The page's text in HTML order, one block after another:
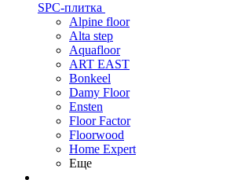
SPC-плитка
Alpine floor
Alta step
Aquafloor
ART EAST
Bonkeel
Damy Floor
Ensten
Floor Factor
Floorwood
Home Expert
Еще